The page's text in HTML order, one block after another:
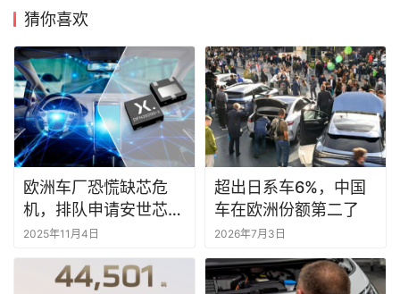
猜你喜欢
欧洲车厂恐慌缺芯危
机，排队申请安世芯片
出口豁免
2025年11月4日
超出日系车6%，中国
车在欧洲份额第二了
2026年7月3日